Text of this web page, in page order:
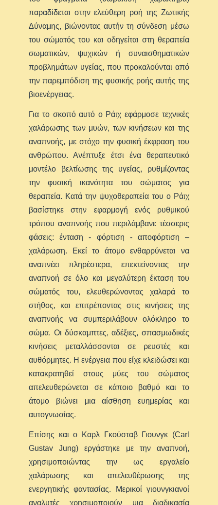
παραδίδεται στην ελεύθερη ροή της Ζωτικής
Δύναμης, βιώνοντας αυτήν τη σύνδεση μέσω
του σώματός του και οδηγείται στη θεραπεία
σωματικών, ψυχικών ή συναισθηματικών
προβλημάτων υγείας, που προκαλούνται από
την παρεμπόδιση της φυσικής ροής αυτής της
βιοενέργειας.
Για το σκοπό αυτό ο Ράιχ εφάρμοσε τεχνικές
χαλάρωσης των μυών, των κινήσεων και της
αναπνοής, με στόχο την φυσική έκφραση του
ανθρώπου. Ανέπτυξε έτσι ένα θεραπευτικό
μοντέλο βελτίωσης της υγείας, ρυθμίζοντας
την φυσική ικανότητα του σώματος για
θεραπεία. Κατά την ψυχοθεραπεία του ο Ράιχ
βασίστηκε στην εφαρμογή ενός ρυθμικού
τρόπου αναπνοής που περιλάμβανε τέσσερις
φάσεις: ένταση - φόρτιση - αποφόρτιση –
χαλάρωση. Εκεί το άτομο ενθαρρύνεται να
αναπνέει πληρέστερα, επεκτείνοντας την
αναπνοή σε όλο και μεγαλύτερη έκταση του
σώματός του, ελευθερώνοντας χαλαρά το
στήθος, και επιτρέποντας στις κινήσεις της
αναπνοής να συμπεριλάβουν ολόκληρο το
σώμα. Οι δύσκαμπτες, αδέξιες, σπασμωδικές
κινήσεις μεταλλάσσονται σε ρευστές και
αυθόρμητες. Η ενέργεια που είχε κλειδώσει και
κατακρατηθεί στους μύες του σώματος
απελευθερώνεται σε κάποιο βαθμό και το
άτομο βιώνει μια αίσθηση ευημερίας και
αυτογνωσίας.
Επίσης και ο Καρλ Γκούσταβ Γιουνγκ (Carl
Gustav Jung) εργάστηκε με την αναπνοή,
χρησιμοποιώντας την ως εργαλείο
χαλάρωσης και απελευθέρωσης της
ενεργητικής φαντασίας. Μερικοί γιουνγκιανοί
αναλυτές χρησιμοποιούν μια διαδικασία